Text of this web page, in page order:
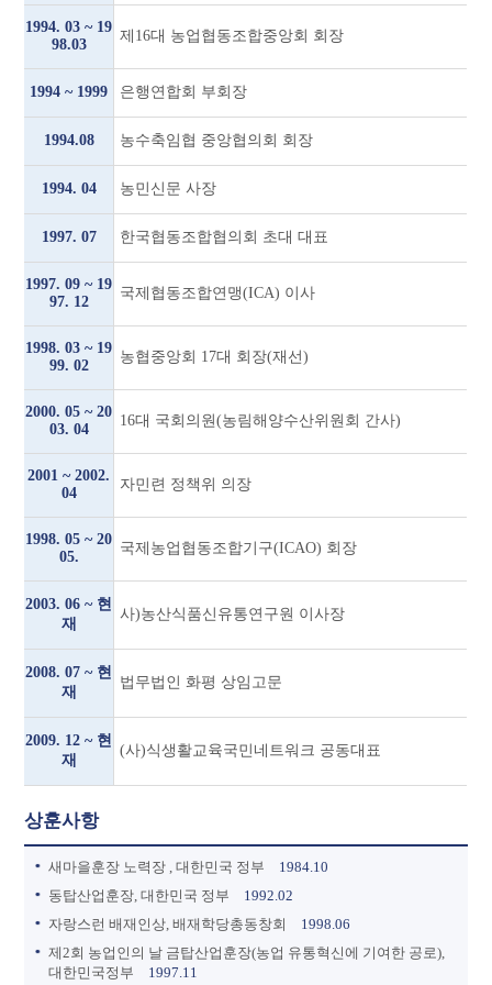
1994. 03 ~ 19
98.03
제16대 농업협동조합중앙회 회장
1994 ~ 1999 은행연합회 부회장
1994.08 농수축임협 중앙협의회 회장
1994. 04 농민신문 사장
1997. 07 한국협동조합협의회 초대 대표
1997. 09 ~ 19
97. 12
국제협동조합연맹(ICA) 이사
1998. 03 ~ 19
99. 02
농협중앙회 17대 회장(재선)
2000. 05 ~ 20
03. 04
16대 국회의원(농림해양수산위원회 간사)
2001 ~ 2002.
04
자민련 정책위 의장
1998. 05 ~ 20
05.
국제농업협동조합기구(ICAO) 회장
2003. 06 ~ 현
재
사)농산식품신유통연구원 이사장
2008. 07 ~ 현
재
법무법인 화평 상임고문
2009. 12 ~ 현
재
(사)식생활교육국민네트워크 공동대표
상훈사항
새마을훈장 노력장 , 대한민국 정부
1984.10
동탑산업훈장, 대한민국 정부
1992.02
자랑스런 배재인상, 배재학당총동창회
1998.06
제2회 농업인의 날 금탑산업훈장(농업 유통혁신에 기여한 공로),
대한민국정부
1997.11